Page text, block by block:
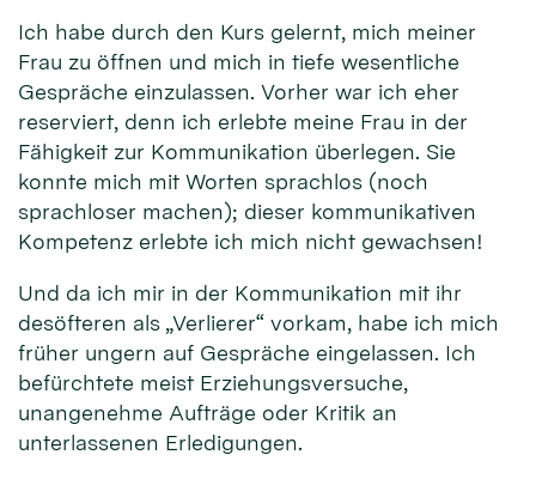
Ich habe durch den Kurs gelernt, mich meiner
Frau zu öffnen und mich in tiefe wesentliche
Gespräche einzulassen. Vorher war ich eher
reserviert, denn ich erlebte meine Frau in der
Fähigkeit zur Kommunikation überlegen. Sie
konnte mich mit Worten sprachlos (noch
sprachloser machen); dieser kommunikativen
Kompetenz erlebte ich mich nicht gewachsen!
Und da ich mir in der Kommunikation mit ihr
desöfteren als „Verlierer“ vorkam, habe ich mich
früher ungern auf Gespräche eingelassen. Ich
befürchtete meist Erziehungsversuche,
unangenehme Aufträge oder Kritik an
unterlassenen Erledigungen.